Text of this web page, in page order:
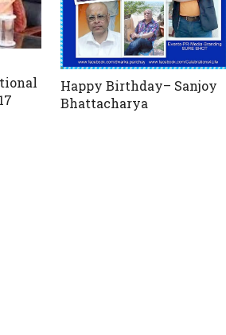
Happy Birthday– Sanjoy
Bhattacharya